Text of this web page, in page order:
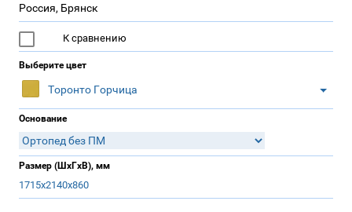
Россия, Брянск
К сравнению
Выберите цвет
Торонто Горчица
Основание
Размер (ШхГхВ), мм
1715х2140х860